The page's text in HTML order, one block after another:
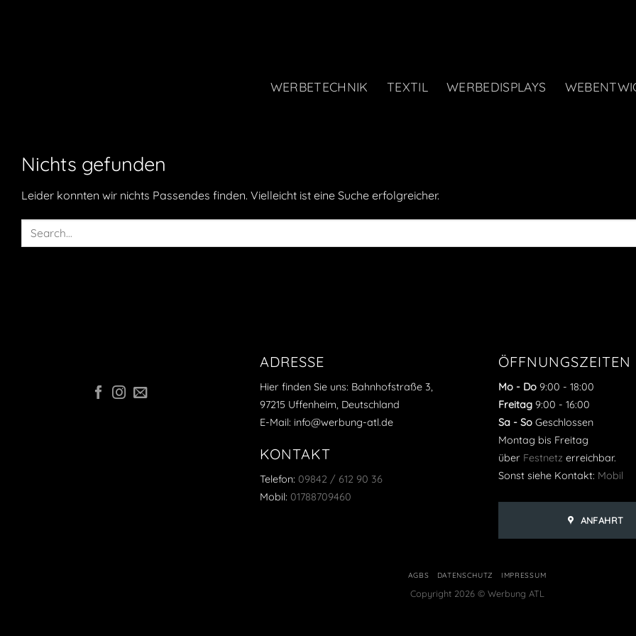
WERBETECHNIK TEXTIL WERBEDISPLAYS
Nichts gefunden
Leider konnten wir nichts Passendes finden. Vielleicht ist eine Suche erfolgreicher.
ADRESSE
Hier finden Sie uns: Bahnhofstraße 3,
97215 Uffenheim, Deutschland
E-Mail: info@werbung-atl.de
KONTAKT
Telefon: 09842 / 612 90 36
Mobil: 01788709460
ÖFFNUNGSZEITEN
Mo - Do 9:00 - 18:00
Freitag 9:00 - 16:00
Sa - So Geschlossen
Montag bis Freitag
über Festnetz erreichbar.
Sonst siehe Kontakt: Mobil
ANFAHRT
AGBS DATENSCHUTZ IMPRESSUM
Copyright 2026 © Werbung ATL